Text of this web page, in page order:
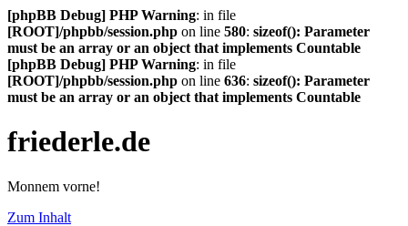
[phpBB Debug] PHP Warning: in file
[ROOT]/phpbb/session.php on line 580: sizeof(): Parameter
must be an array or an object that implements Countable
[phpBB Debug] PHP Warning: in file
[ROOT]/phpbb/session.php on line 636: sizeof(): Parameter
must be an array or an object that implements Countable
friederle.de
Monnem vorne!
Zum Inhalt